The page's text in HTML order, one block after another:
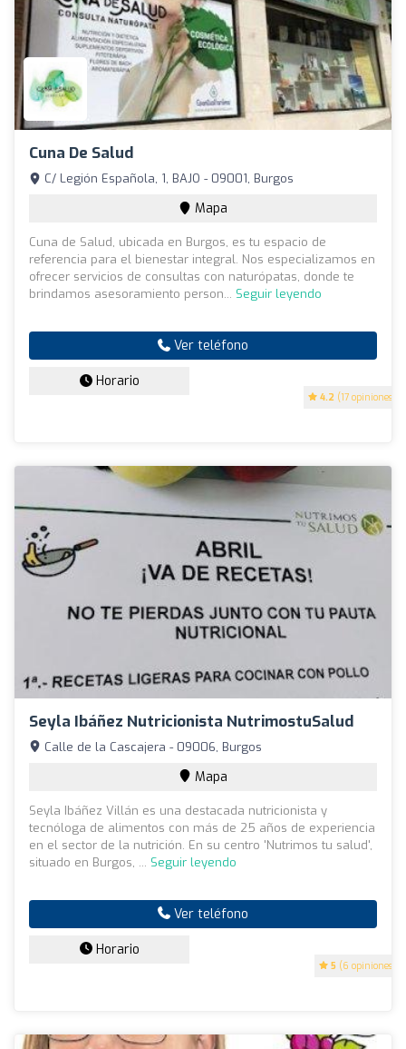
Cuna De Salud
4.2 (17 opiniones)
C/ Legión Española, 1, BAJO - 09001, Burgos
Mapa
Cuna de Salud, ubicada en Burgos, es tu espacio de
referencia para el bienestar integral. Nos especializamos en
ofrecer servicios de consultas con naturópatas, donde te
brindamos asesoramiento person... Seguir leyendo
Ver teléfono
Horario
Seyla Ibáñez Nutricionista NutrimostuSalud
5 (6 opiniones)
Calle de la Cascajera - 09006, Burgos
Mapa
Seyla Ibáñez Villán es una destacada nutricionista y
tecnóloga de alimentos con más de 25 años de experiencia
en el sector de la nutrición. En su centro 'Nutrimos tu salud',
situado en Burgos, ... Seguir leyendo
Ver teléfono
Horario